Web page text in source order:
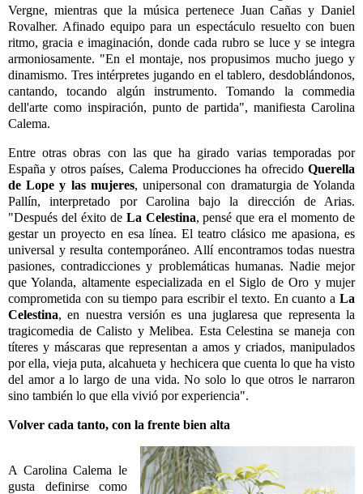
Vergne, mientras que la música pertenece Juan Cañas y Daniel
Rovalher. Afinado equipo para un espectáculo resuelto con buen
ritmo, gracia e imaginación, donde cada rubro se luce y se integra
armoniosamente. "En el montaje, nos propusimos mucho juego y
dinamismo. Tres intérpretes jugando en el tablero, desdoblándonos,
cantando, tocando algún instrumento. Tomando la commedia
dell'arte como inspiración, punto de partida", manifiesta Carolina
Calema.
Entre otras obras con las que ha girado varias temporadas por
España y otros países, Calema Producciones ha ofrecido Querella
de Lope y las mujeres, unipersonal con dramaturgia de Yolanda
Pallín, interpretado por Carolina bajo la dirección de Arias.
"Después del éxito de La Celestina, pensé que era el momento de
gestar un proyecto en esa línea. El teatro clásico me apasiona, es
universal y resulta contemporáneo. Allí encontramos todas nuestra
pasiones, contradicciones y problemáticas humanas. Nadie mejor
que Yolanda, altamente especializada en el Siglo de Oro y mujer
comprometida con su tiempo para escribir el texto. En cuanto a La
Celestina, en nuestra versión es una juglaresa que representa la
tragicomedia de Calisto y Melibea. Esta Celestina se maneja con
títeres y máscaras que representan a amos y criados, manipulados
por ella, vieja puta, alcahueta y hechicera que cuenta lo que ha visto
del amor a lo largo de una vida. No solo lo que otros le narraron
sino también lo que ella vivió por experiencia".
Volver cada tanto, con la frente bien alta
A Carolina Calema le
gusta definirse como